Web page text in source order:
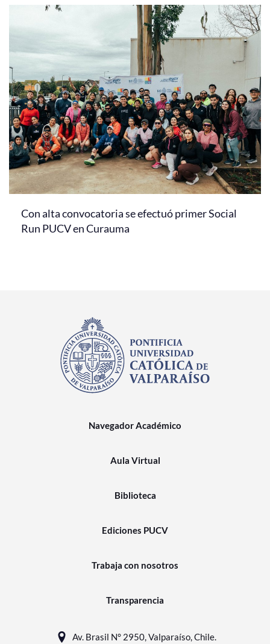
Con alta convocatoria se efectuó primer Social
Run PUCV en Curauma
Navegador Académico
Aula Virtual
Biblioteca
Ediciones PUCV
Trabaja con nosotros
Transparencia
Av. Brasil N° 2950, Valparaíso, Chile.